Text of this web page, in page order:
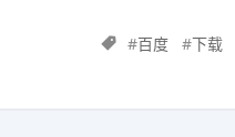
#百度 #下载